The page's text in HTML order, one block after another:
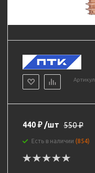
Артикул
440 ₽ /шт 550₽
Есть в наличии (854)